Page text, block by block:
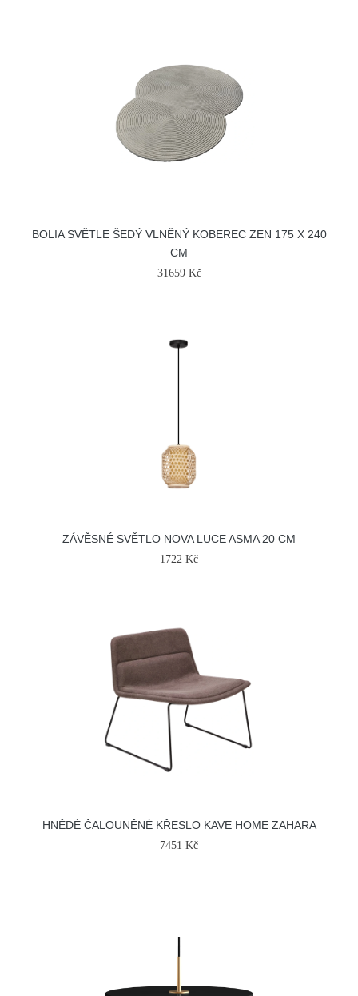
BOLIA SVĚTLE ŠEDÝ VLNĚNÝ KOBEREC ZEN 175 X 240
CM
31659 Kč
ZÁVĚSNÉ SVĚTLO NOVA LUCE ASMA 20 CM
1722 Kč
HNĚDÉ ČALOUNĚNÉ KŘESLO KAVE HOME ZAHARA
7451 Kč